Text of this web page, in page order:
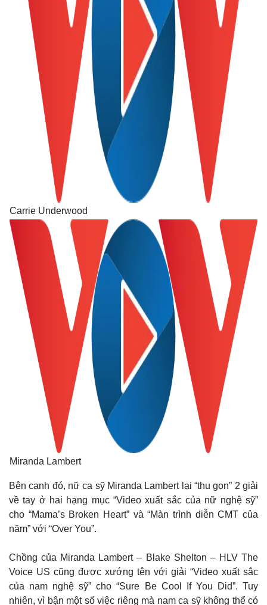
Carrie Underwood
Miranda Lambert
Bên cạnh đó, nữ ca sỹ Miranda Lambert lại “thu gọn” 2 giải
về tay ở hai hạng mục “Video xuất sắc của nữ nghệ sỹ”
cho “Mama’s Broken Heart” và “Màn trình diễn CMT của
năm” với “Over You”.
Chồng của Miranda Lambert – Blake Shelton – HLV The
Voice US cũng được xướng tên với giải “Video xuất sắc
của nam nghệ sỹ” cho “Sure Be Cool If You Did”. Tuy
nhiên, vì bận một số việc riêng mà nam ca sỹ không thể có